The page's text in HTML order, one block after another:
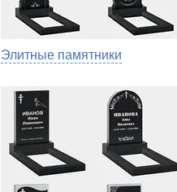
Элитные памятники